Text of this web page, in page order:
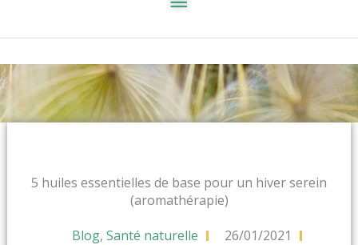
5 huiles essentielles de base pour un hiver serein
(aromathérapie)
Blog, Santé naturelle
26/01/2021